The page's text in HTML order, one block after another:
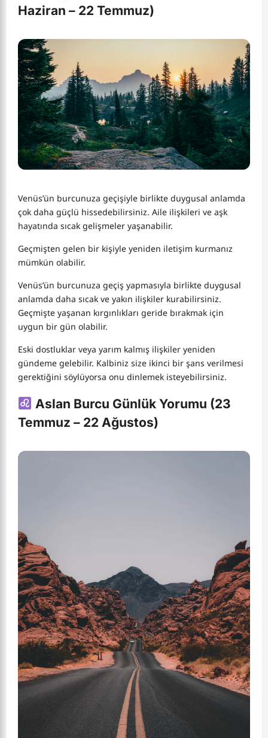
Haziran – 22 Temmuz)
Venüs’ün burcunuza geçişiyle birlikte duygusal anlamda
çok daha güçlü hissedebilirsiniz. Aile ilişkileri ve aşk
hayatında sıcak gelişmeler yaşanabilir.
Geçmişten gelen bir kişiyle yeniden iletişim kurmanız
mümkün olabilir.
Venüs’ün burcunuza geçiş yapmasıyla birlikte duygusal
anlamda daha sıcak ve yakın ilişkiler kurabilirsiniz.
Geçmişte yaşanan kırgınlıkları geride bırakmak için
uygun bir gün olabilir.
Eski dostluklar veya yarım kalmış ilişkiler yeniden
gündeme gelebilir. Kalbiniz size ikinci bir şans verilmesi
gerektiğini söylüyorsa onu dinlemek isteyebilirsiniz.
Aslan Burcu Günlük Yorumu (23
Temmuz – 22 Ağustos)